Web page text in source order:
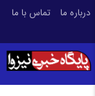
درباره ما تماس با ما